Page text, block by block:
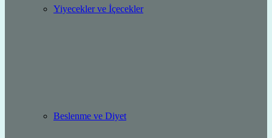
Yiyecekler ve İçecekler
Beslenme ve Diyet